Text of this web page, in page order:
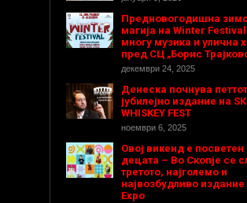
Предновогодишнa
магија на Winter
многу музика и улична
пред СЦ „Борис
декември 24, 2025
Денеска почнува
јубилејно издание на
WHISKEY FEST
ноември 6, 2025
Овој викенд е посветен
децата – Во Скопје се
третото, најголемо и
највозбудливо издание
Expo